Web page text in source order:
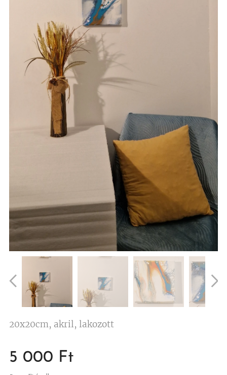
20x20cm, akril, lakozott
5 000 Ft